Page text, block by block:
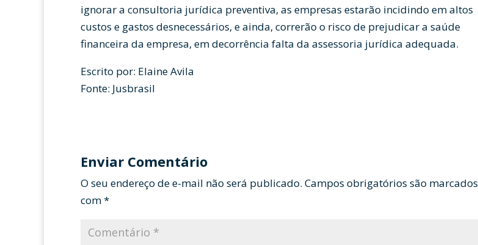
ignorar a consultoria jurídica preventiva, as empresas estarão incidindo em altos
custos e gastos desnecessários, e ainda, correrão o risco de prejudicar a saúde
financeira da empresa, em decorrência falta da assessoria jurídica adequada.
Escrito por: Elaine Avila
Fonte: Jusbrasil
Enviar Comentário
O seu endereço de e-mail não será publicado. Campos obrigatórios são marcados
com*